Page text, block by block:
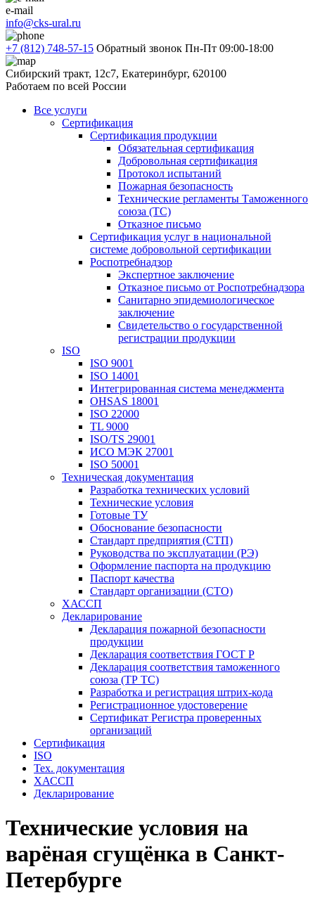
e-mail
info@cks-ural.ru
+7 (812) 748-57-15 Обратный звонок Пн-Пт 09:00-18:00
Сибирский тракт, 12с7, Екатеринбург, 620100
Работаем по всей России
Все услуги
Сертификация
Сертификация продукции
Обязательная сертификация
Добровольная сертификация
Протокол испытаний
Пожарная безопасность
Технические регламенты Таможенного
союза (ТС)
Отказное письмо
Сертификация услуг в национальной
системе добровольной сертификации
Роспотребнадзор
Экспертное заключение
Отказное письмо от Роспотребнадзора
Санитарно эпидемиологическое
заключение
Свидетельство о государственной
регистрации продукции
ISO
ISO 9001
ISO 14001
Интегрированная система менеджмента
OHSAS 18001
ISO 22000
TL 9000
ISO/TS 29001
ИСО МЭК 27001
ISO 50001
Техническая документация
Разработка технических условий
Технические условия
Готовые ТУ
Обоснование безопасности
Стандарт предприятия (СТП)
Руководства по эксплуатации (РЭ)
Оформление паспорта на продукцию
Паспорт качества
Стандарт организации (СТО)
ХАССП
Декларирование
Декларация пожарной безопасности
продукции
Декларация соответствия ГОСТ Р
Декларация соответствия таможенного
союза (ТР ТС)
Разработка и регистрация штрих-кода
Регистрационное удостоверение
Сертификат Регистра проверенных
организаций
Сертификация
ISO
Тех. документация
ХАССП
Декларирование
Технические условия на
варёная сгущёнка в Санкт-
Петербурге